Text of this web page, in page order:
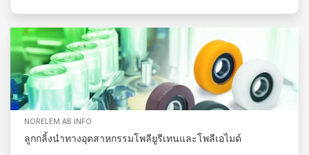
NORELEM AB INFO
ลูกกลิ้งนำทางอุตสาหกรรมโพลียูรีเทนและโพลีเอไมด์